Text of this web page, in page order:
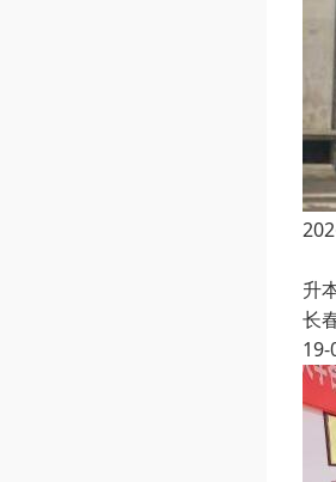
升
长
19-